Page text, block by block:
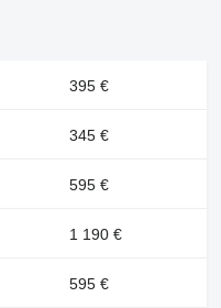
395 €
345 €
595 €
1 190 €
595 €